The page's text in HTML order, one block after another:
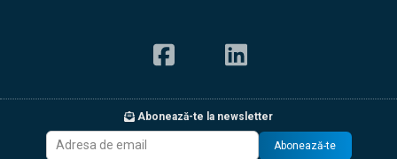
Abonează-te la newsletter
Abonează-te